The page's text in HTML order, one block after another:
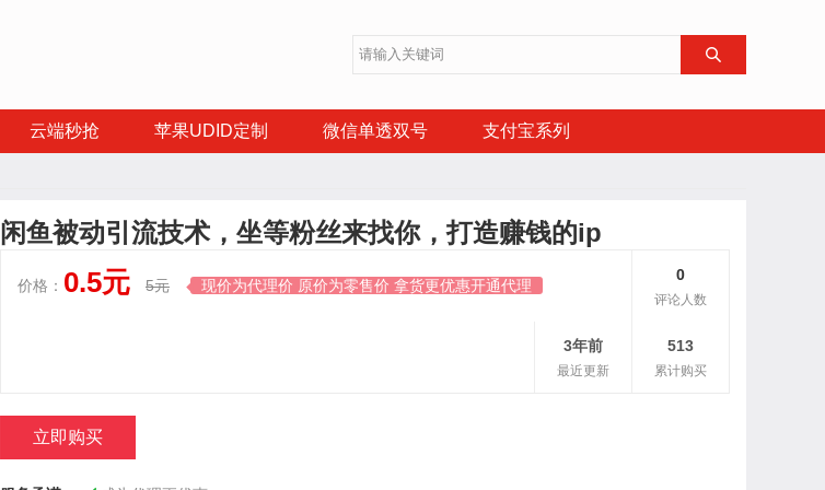

云端秒抢 苹果UDID定制 微信单透双号 支付宝系列
闲鱼被动引流技术，坐等粉丝来找你，打造赚钱的ip
价格： 0.5元 5元  现价为代理价 原价为零售价 拿货更优惠开通代理
0
评论人数
513
累计购买
3年前
最近更新
立即购买